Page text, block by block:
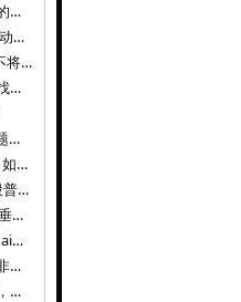
哈哈，纸质书什么的目前没有打算和计划，微信读书我不太熟悉，研究看看。目前，我只发在自己博客和起点上。关于小说内容方面，谢谢你的建议
你好,请问永恒的舞动什么时候可以出版纸质书,或者登陆微信读书.另外小说内容能不能更大气一些,不要只是局限于与一对男女的爱情和ai安
@kenny：谢谢。不将GIF显示为动图，主要是考虑到Effie本身的“极简、无干扰”的设计哲学，动图无疑是“干扰”之一。
effie非常的好用，找了很多年，终于找到这款，已经推荐给身边不少朋友使用和付费。有个小建议，文档里面是否可以增加gif的动图显示
@ase: 这么大的问题，我觉得我并没有答案。又或者说，每个人（公司）有自己的答案。
你好,请问在ai时代, 如何做软件. 是像以前那样,先构建软件的功能界面和服务,比如Office,嘀嘀打车,airbnb那样的界面
@yyy：我觉得一般普通人（非技术类以及非AI专业领域的人）会接触到的大语言模型肯定是大厂的超级模型。开源模型以后会更多被用在垂直
@lkji：我个人觉得垂直模型会自成一条发展线路的。AI 落地实际应用，一定还是垂直领域会更多。只是，垂直领域每个领域都不大，所以
请问你觉得在openai大语言模型一日千里的情况下，人们还需要去了解学习理解使用开源模型吗，还是说只需要使用openai的大语言模
openai和 gpt进化非常快， 还有垂直模型的机会吗
非常好的一个软件，恭喜。